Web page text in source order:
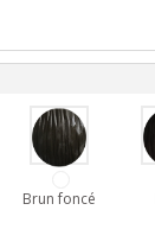
Brun foncé